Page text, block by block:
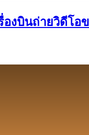
รื่องบินถ่ายวิดี